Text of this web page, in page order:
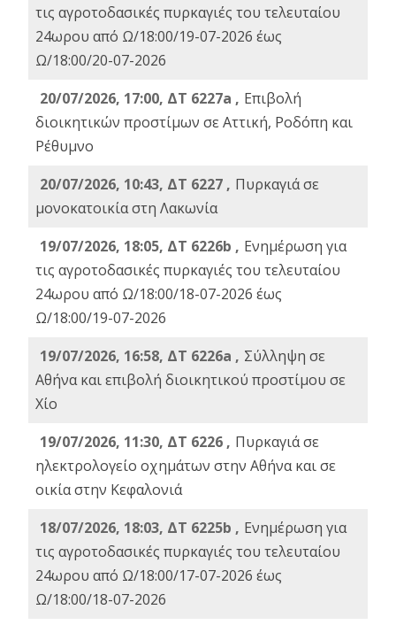
τις αγροτοδασικές πυρκαγιές του τελευταίου
24ωρου από Ω/18:00/19-07-2026 έως
Ω/18:00/20-07-2026
20/07/2026, 17:00, ΔΤ 6227a , Επιβολή
διοικητικών προστίμων σε Αττική, Ροδόπη και
Ρέθυμνο
20/07/2026, 10:43, ΔΤ 6227 , Πυρκαγιά σε
μονοκατοικία στη Λακωνία
19/07/2026, 18:05, ΔΤ 6226b , Ενημέρωση για
τις αγροτοδασικές πυρκαγιές του τελευταίου
24ωρου από Ω/18:00/18-07-2026 έως
Ω/18:00/19-07-2026
19/07/2026, 16:58, ΔΤ 6226a , Σύλληψη σε
Αθήνα και επιβολή διοικητικού προστίμου σε
Χίο
19/07/2026, 11:30, ΔΤ 6226 , Πυρκαγιά σε
ηλεκτρολογείο οχημάτων στην Αθήνα και σε
οικία στην Κεφαλονιά
18/07/2026, 18:03, ΔΤ 6225b , Ενημέρωση για
τις αγροτοδασικές πυρκαγιές του τελευταίου
24ωρου από Ω/18:00/17-07-2026 έως
Ω/18:00/18-07-2026